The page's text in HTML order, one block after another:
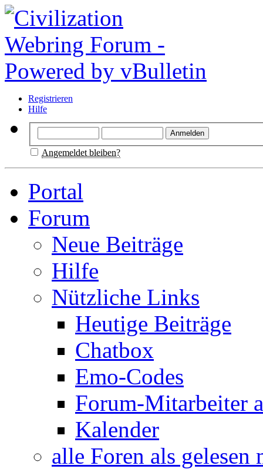
Registrieren
Hilfe
Angemeldet bleiben?
Portal
Forum
Neue Beiträge
Hilfe
Nützliche Links
Heutige Beiträge
Chatbox
Emo-Codes
Forum-Mitarbeiter
Kalender
alle Foren als gelesen